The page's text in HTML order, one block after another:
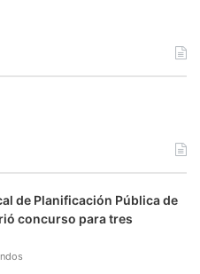
de Planificación Pública de
concurso para tres